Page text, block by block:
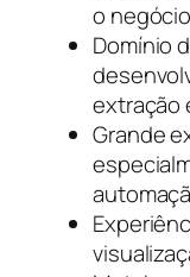
o
Domínio
extração
Grande